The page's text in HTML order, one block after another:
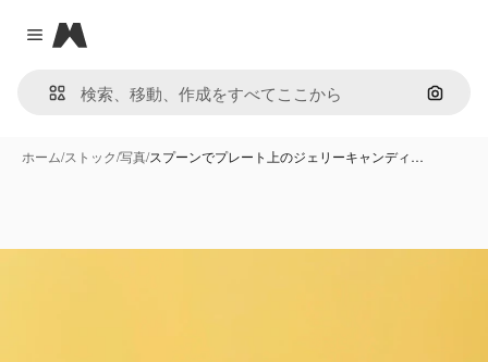
Close menu
Magnific
画像で
ホーム/ストック/写真/スプーンでプレート上のジェリーキャンディ…